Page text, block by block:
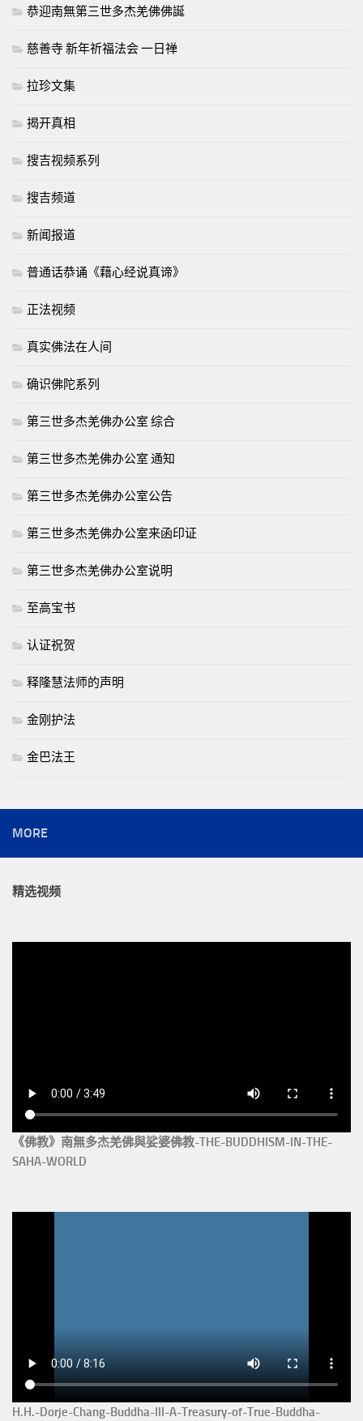
恭迎南無第三世多杰羌佛佛誕
慈善寺 新年祈福法会 一日禅
拉珍文集
揭开真相
搜吉视频系列
搜吉频道
新闻报道
普通话恭诵《藉心经说真谛》
正法视频
真实佛法在人间
确识佛陀系列
第三世多杰羌佛办公室 综合
第三世多杰羌佛办公室 通知
第三世多杰羌佛办公室公告
第三世多杰羌佛办公室来函印证
第三世多杰羌佛办公室说明
至高宝书
认证祝贺
释隆慧法师的声明
金刚护法
金巴法王
MORE
精选视频
《佛教》南無多杰羌佛與娑婆佛教-THE-BUDDHISM-IN-THE-
SAHA-WORLD
H.H.-Dorje-Chang-Buddha-III-A-Treasury-of-True-Buddha-